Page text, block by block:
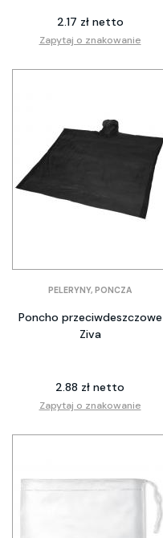
2.17 zł netto
Zapytaj o znakowanie
PELERYNY, PONCZA
Poncho przeciwdeszczowe
Ziva
2.88 zł netto
Zapytaj o znakowanie